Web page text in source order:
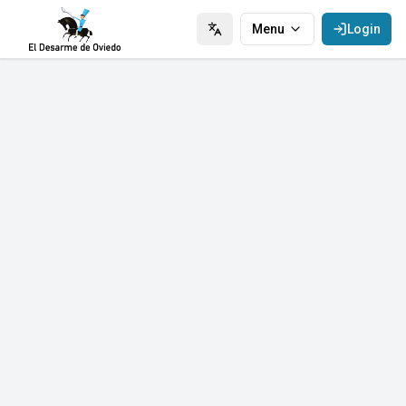
Menu Login